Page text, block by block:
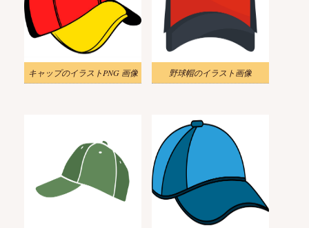
キャップのイラストPNG 画像 野球帽のイラスト画像